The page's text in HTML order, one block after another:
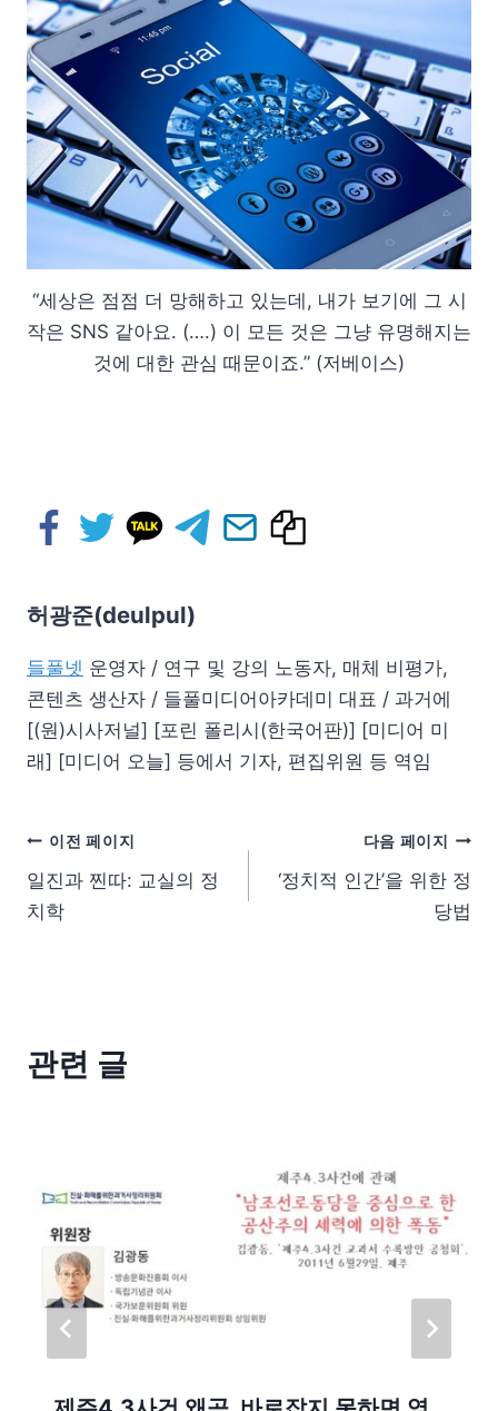
“세상은 점점 더 망해하고 있는데, 내가 보기에 그 시
작은 SNS 같아요. (….) 이 모든 것은 그냥 유명해지는
것에 대한 관심 때문이죠.” (저베이스)
허광준(deulpul)
들풀넷 운영자 / 연구 및 강의 노동자, 매체 비평가,
콘텐츠 생산자 / 들풀미디어아카데미 대표 / 과거에
[(원)시사저널] [포린 폴리시(한국어판)] [미디어 미
래] [미디어 오늘] 등에서 기자, 편집위원 등 역임
이전 페이지
일진과 찐따: 교실의 정
치학
다음 페이지
‘정치적 인간’을 위한 정
당법
관련 글